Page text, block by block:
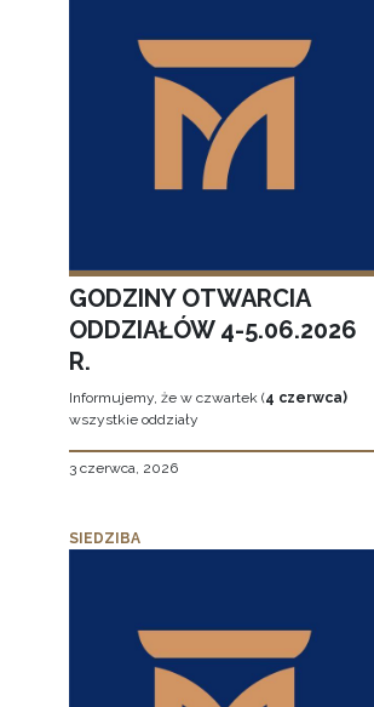
GODZINY OTWARCIA
ODDZIAŁÓW 4-5.06.2026
R.
Informujemy, że w czwartek (4 czerwca)
wszystkie oddziały
3 czerwca, 2026
SIEDZIBA